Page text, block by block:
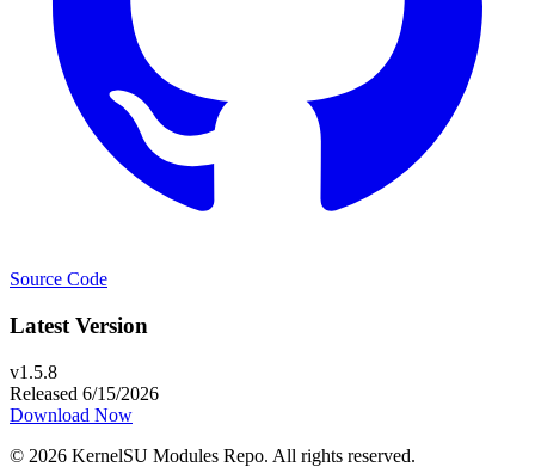
Source Code
Latest Version
v1.5.8
Released 6/15/2026
Download Now
© 2026 KernelSU Modules Repo. All rights reserved.